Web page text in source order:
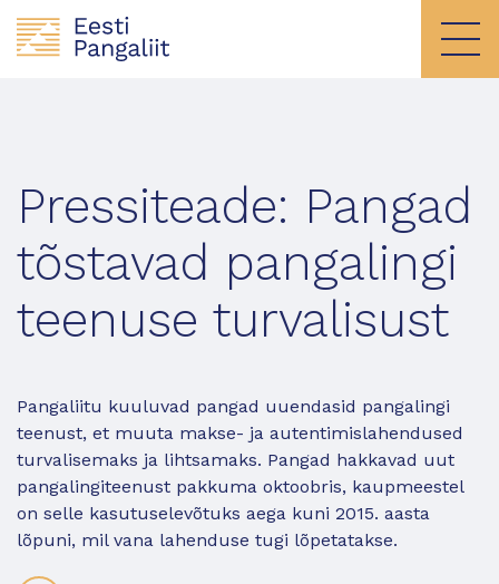
Pressiteade: Pangad
tõstavad pangalingi
teenuse turvalisust
Pangaliitu kuuluvad pangad uuendasid pangalingi
teenust, et muuta makse- ja autentimislahendused
turvalisemaks ja lihtsamaks. Pangad hakkavad uut
pangalingiteenust pakkuma oktoobris, kaupmeestel
on selle kasutuselevõtuks aega kuni 2015. aasta
lõpuni, mil vana lahenduse tugi lõpetatakse.